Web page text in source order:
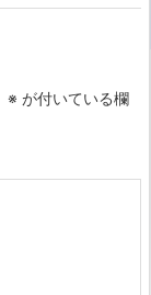
※ が付いている欄